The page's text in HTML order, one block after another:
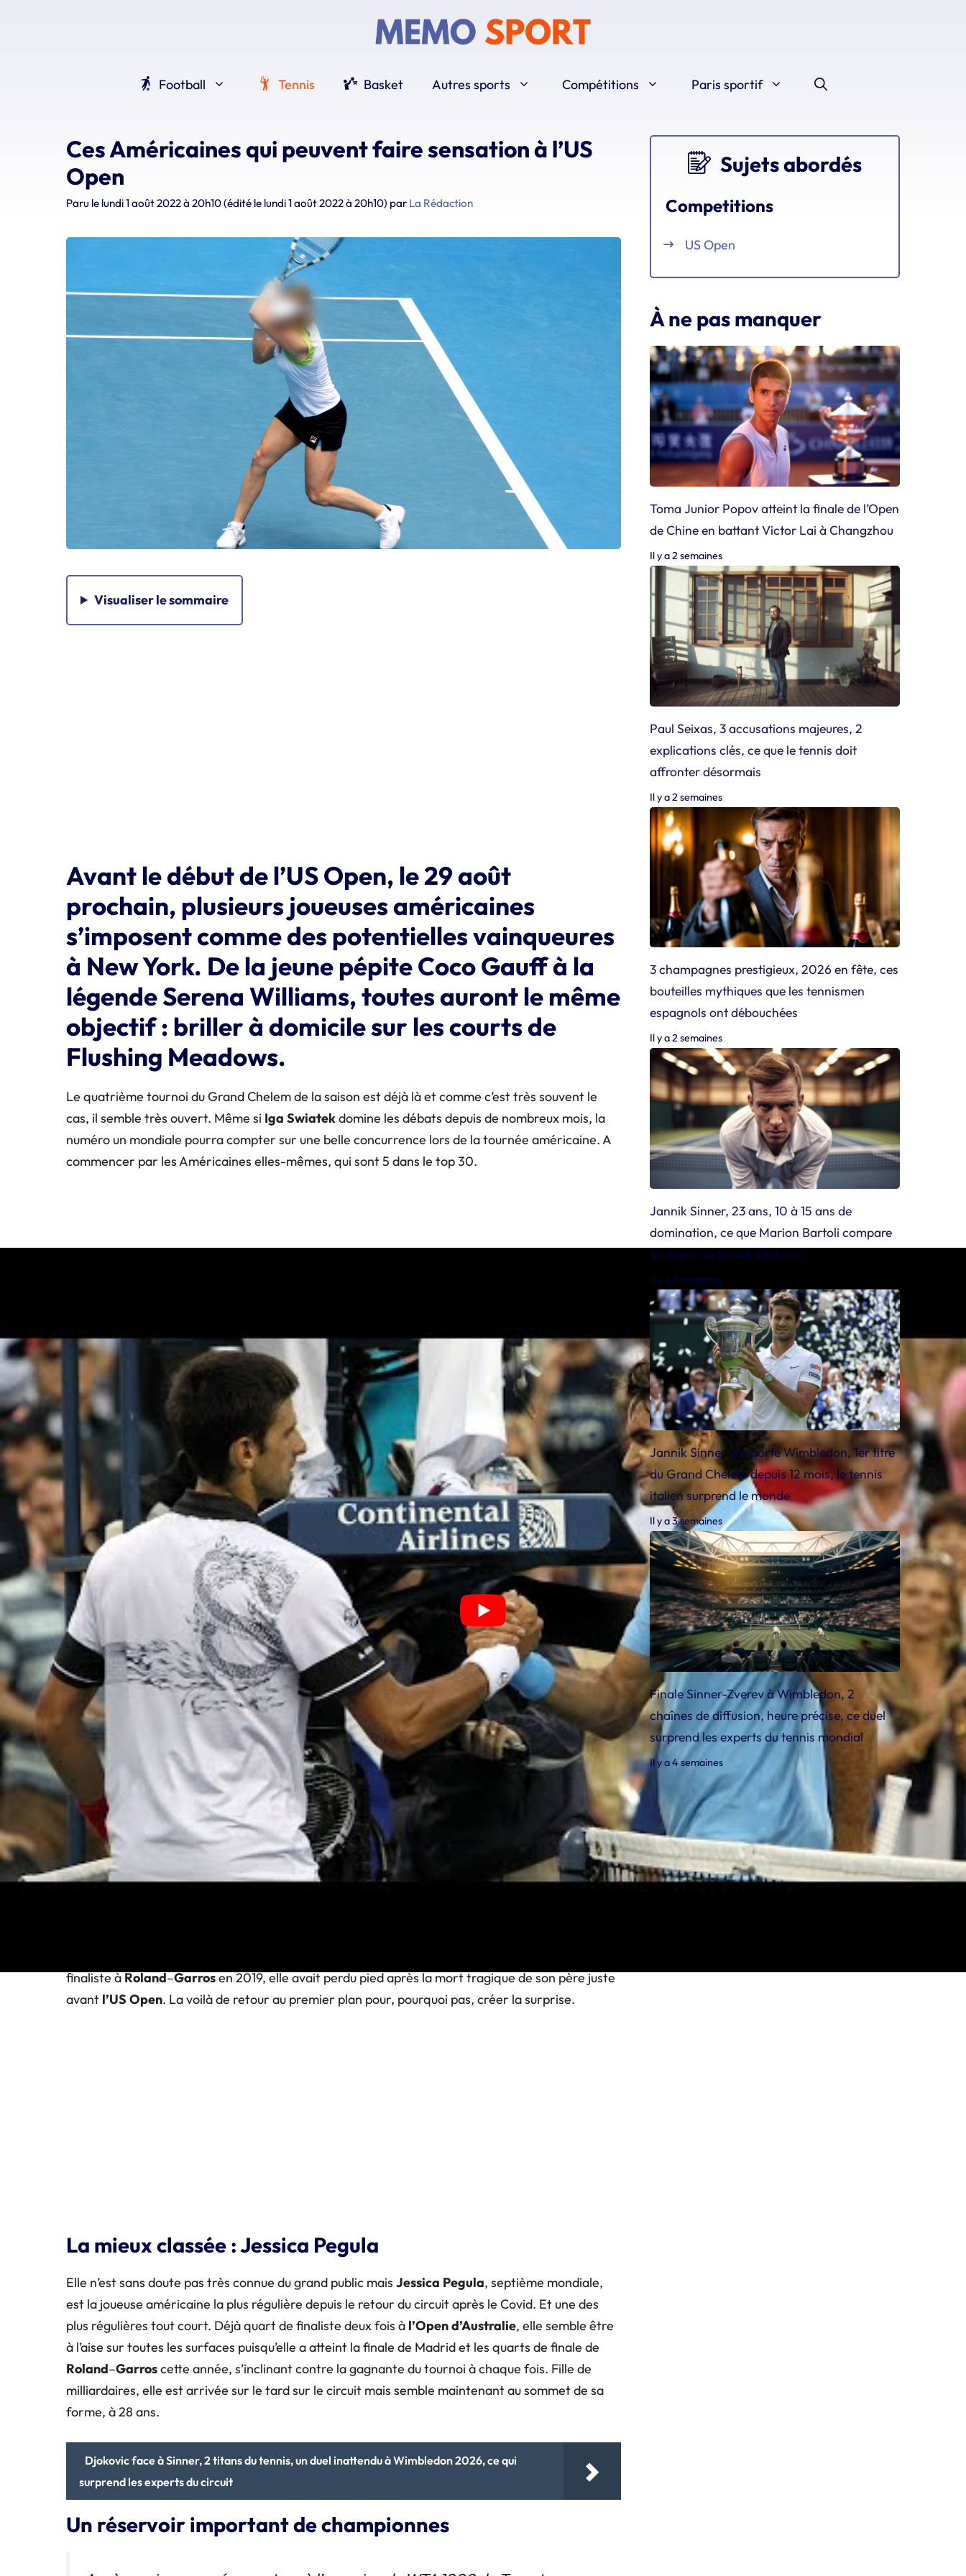
Football
Tennis Basket Autres sports Compétitions Paris sportif
Ces Américaines qui peuvent faire sensation à l’US
Open
Paru le lundi 1 août 2022 à 20h10(édité le lundi 1 août 2022 à 20h10) par La Rédaction
Visualiserle sommaire
Avant le début de l’US Open, le 29 août
prochain, plusieurs joueuses américaines
s’imposent comme des potentielles vainqueures
à New York. De la jeune pépite Coco Gauff à la
légende Serena Williams, toutes auront le même
objectif : briller à domicile sur les courts de
Flushing Meadows.
Le quatrième tournoi du Grand Chelem de la saison est déjà là et comme c’est très souvent le
cas, il semble très ouvert. Même si Iga Swiatekdomine les débats depuis de nombreux mois, la
numéro un mondiale pourra compter sur une belle concurrence lors de la tournée américaine. A
commencer par les Américaines elles-mêmes, qui sont 5 dans le top 30.
Gauff et Anisimova sont là
Cette année encore, de jeunes joueuses pourraient marquer les esprits à l’USOpen. À l’image de
la finale surprise de l’an dernier entreEmmaRaducanu etLeylahFernandez(18 ans toutes les
deux au début du tournoi), la jeuneCocoGauffpourrait rééditer une performance similaire. À
tout juste 18 ans elle aussi, elle a sûrement beaucoup plus d’expérience que toutes ses jeunes
homologues, grâce à son arrivée précoce sur le circuit. Et surtout, elle a atteint sa première finale
en Grand Chelem cette année, àRoland Garros
. En pleine progression au fil des années, elle
devrait même intégrer le top 10 la semaine prochaine.
US Open : Qui sont les favoris pour l’édition 2022 ?
finaliste àRoland–Garrosen 2019, elle avait perdu pied après la mort tragique de son père juste
avant l’US Open. La voilà de retour au premier plan pour, pourquoi pas, créer la surprise.
La mieux classée : Jessica Pegula
Elle n’est sans doute pas très connue du grand public mais Jessica Pegula, septième mondiale,
est la joueuse américaine la plus régulière depuis le retour du circuit après le Covid. Et une des
plus régulières tout court. Déjà quart de finaliste deux fois à l’Opend’Australie, elle semble être
à l’aise sur toutes les surfaces puisqu’elle a atteint la finale de Madrid et les quarts de finale de
Roland–Garroscette année, s’inclinant contre la gagnante du tournoi à chaque fois. Fille de
milliardaires, elle est arrivée sur le tard sur le circuit mais semble maintenant au sommet de sa
forme, à 28 ans.
Djokovic face à Sinner, 2 titans du tennis, un duel inattendu à Wimbledon 2026, ce qui
surprend les experts du circuit
Un réservoir important de championnes
Sujets abordés
Competitions
US Open
À ne pas manquer
Toma Junior Popov atteint la finale de l’Open
de Chine en battant Victor Lai à Changzhou
Il y a 2 semaines
Paul Seixas, 3 accusations majeures, 2
explications clés, ce que le tennis doit
affronter désormais
Il y a 2 semaines
3 champagnes prestigieux, 2026 en fête, ces
bouteilles mythiques que les tennismen
espagnols ont débouchées
Il y a 2 semaines
Jannik Sinner, 23 ans, 10 à 15 ans de
domination, ce que Marion Bartoli compare
au règne de Novak Djokovic
Il y a 3 semaines
Jannik Sinner remporte Wimbledon, 1er titre
du Grand Chelem depuis 12 mois, le tennis
italien surprend le monde
Il y a 3 semaines
Finale Sinner-Zverev à Wimbledon, 2
chaînes de diffusion, heure précise, ce duel
surprend les experts du tennis mondial
Il y a 4 semaines